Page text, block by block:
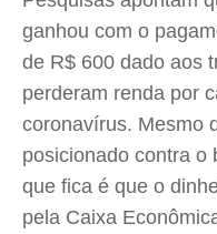
ganhou com o
de R$ 600 dado aos
perderam renda por
coronavírus. Mesmo
posicionado contra o
que fica é que o
pela Caixa